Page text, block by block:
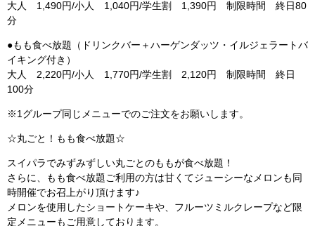
大人 1,490円/小人 1,040円/学生割 1,390円 制限時間 終日80
分
●もも食べ放題（ドリンクバー＋ハーゲンダッツ・イルジェラートバ
イキング付き）
大人 2,220円/小人 1,770円/学生割 2,120円 制限時間 終日
100分
※1グループ同じメニューでのご注文をお願いします。
☆丸ごと！もも食べ放題☆
スイパラでみずみずしい丸ごとのももが食べ放題！
さらに、もも食べ放題ご利用の方は甘くてジューシーなメロンも同
時開催でお召上がり頂けます♪
メロンを使用したショートケーキや、フルーツミルクレープなど限
定メニューもご用意しております。